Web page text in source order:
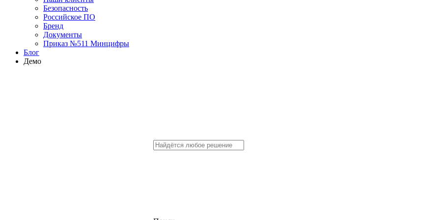
Безопасность
Российское ПО
Бренд
Документы
Приказ №511 Минцифры
Блог
Демо